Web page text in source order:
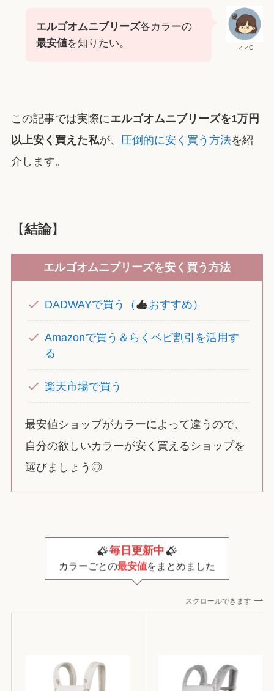
ママC
エルゴオムニブリーズ各カラーの
最安値を知りたい。
この記事では実際にエルゴオムニブリーズを1万円
以上安く買えた私が、 圧倒的に安く買う方法を紹
介します。
【結論】
エルゴオムニブリーズを安く買う方法
DADWAYで買う（ おすすめ）
Amazonで買う＆らくベビ割引を活用す
る
楽天市場で買う
最安値ショップがカラーによって違うので、
自分の欲しいカラーが安く買えるショップを
選びましょう◎
毎日更新中
カラーごとの最安値をまとめました
スクロールできます